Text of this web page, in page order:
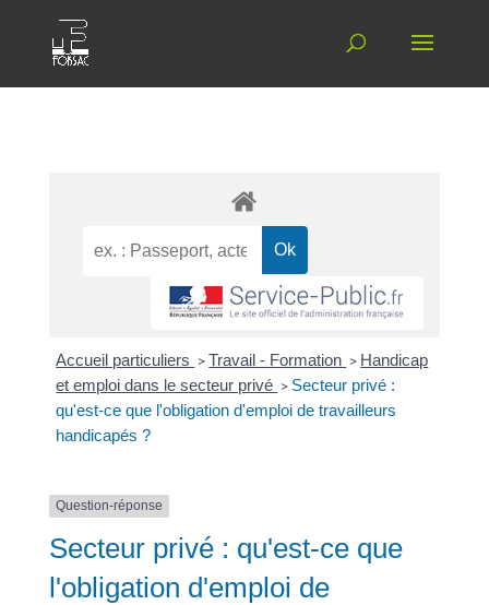
Accueil particuliers >Travail - Formation > Handicap
et emploi dans le secteur privé > Secteur privé :
qu'est-ce que l'obligation d'emploi de travailleurs
handicapés ?
Question-réponse
Secteur privé : qu'est-ce que
l'obligation d'emploi de